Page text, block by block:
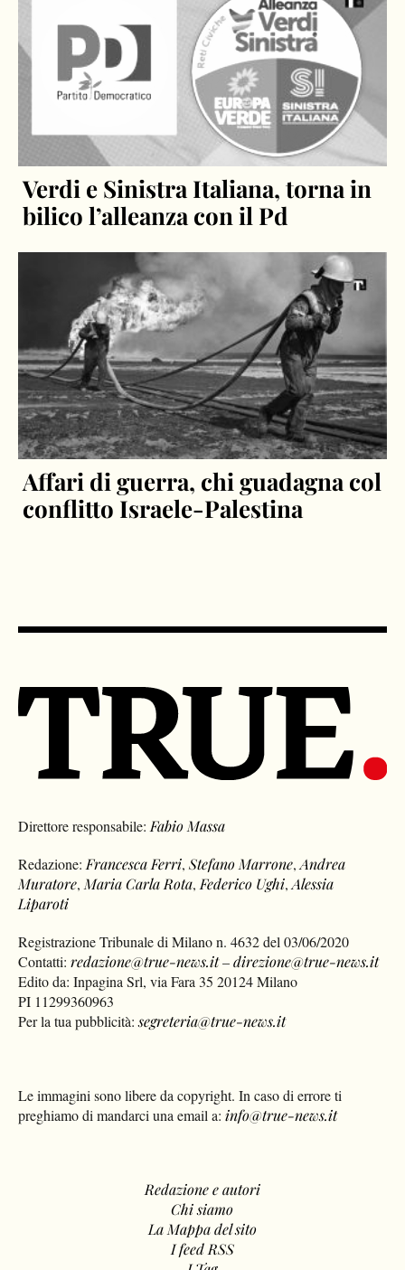
Verdi e Sinistra Italiana, torna in
bilico l’alleanza con il Pd
Affari di guerra, chi guadagna col
conflitto Israele-Palestina
Direttore responsabile: Fabio Massa
Redazione: Francesca Ferri,Stefano Marrone,Andrea
Muratore, Maria Carla Rota, Federico Ughi,Alessia
Liparoti
Registrazione Tribunale di Milano n. 4632 del 03/06/2020
Contatti:redazione@true-news.it–direzione@true-news.it
Edito da: Inpagina Srl, via Fara 35 20124 Milano
PI 11299360963
Per la tua pubblicità:segreteria@true-news.it
Le immagini sono libere da copyright. In caso di errore ti
preghiamo di mandarci una email a: info@true-news.it
Redazione e autori
Chi siamo
La Mappa del sito
I feed RSS